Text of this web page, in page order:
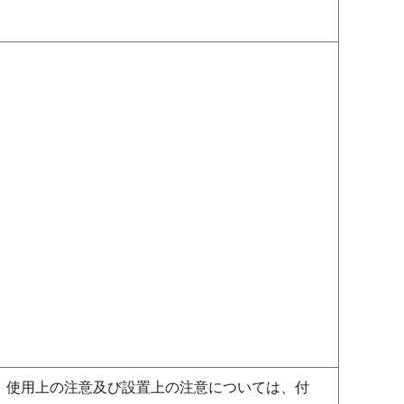
用上の注意及び設置上の注意については、付